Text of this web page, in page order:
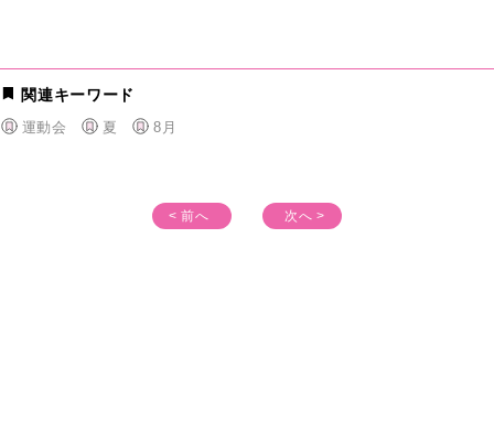
関連キーワード
運動会 夏 8月
< 前へ 次へ >